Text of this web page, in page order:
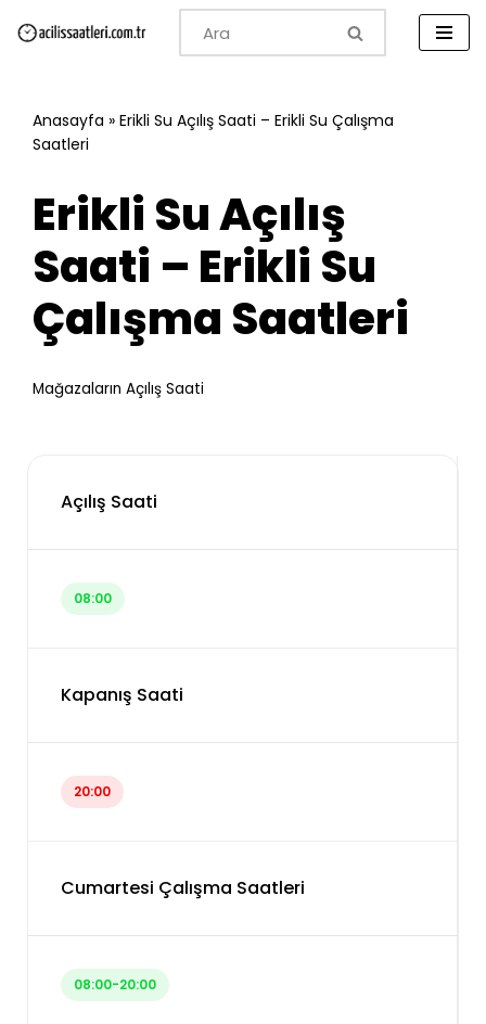
Anasayfa » Erikli Su Açılış Saati – Erikli Su Çalışma
Saatleri
Erikli Su Açılış
Saati – Erikli Su
Çalışma Saatleri
Mağazaların Açılış Saati
Açılış Saati
08:00
Kapanış Saati
20:00
Cumartesi Çalışma Saatleri
08:00-20:00